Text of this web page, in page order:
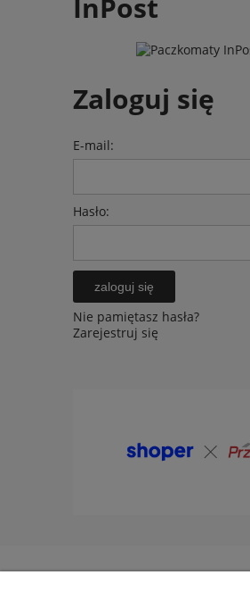
InPost
Zaloguj się
E-mail:
Hasło:
zaloguj się
Nie pamiętasz hasła?
Zarejestruj się